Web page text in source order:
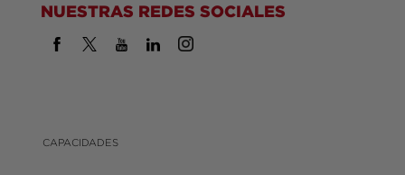
NUESTRAS REDES SOCIALES
CAPACIDADES